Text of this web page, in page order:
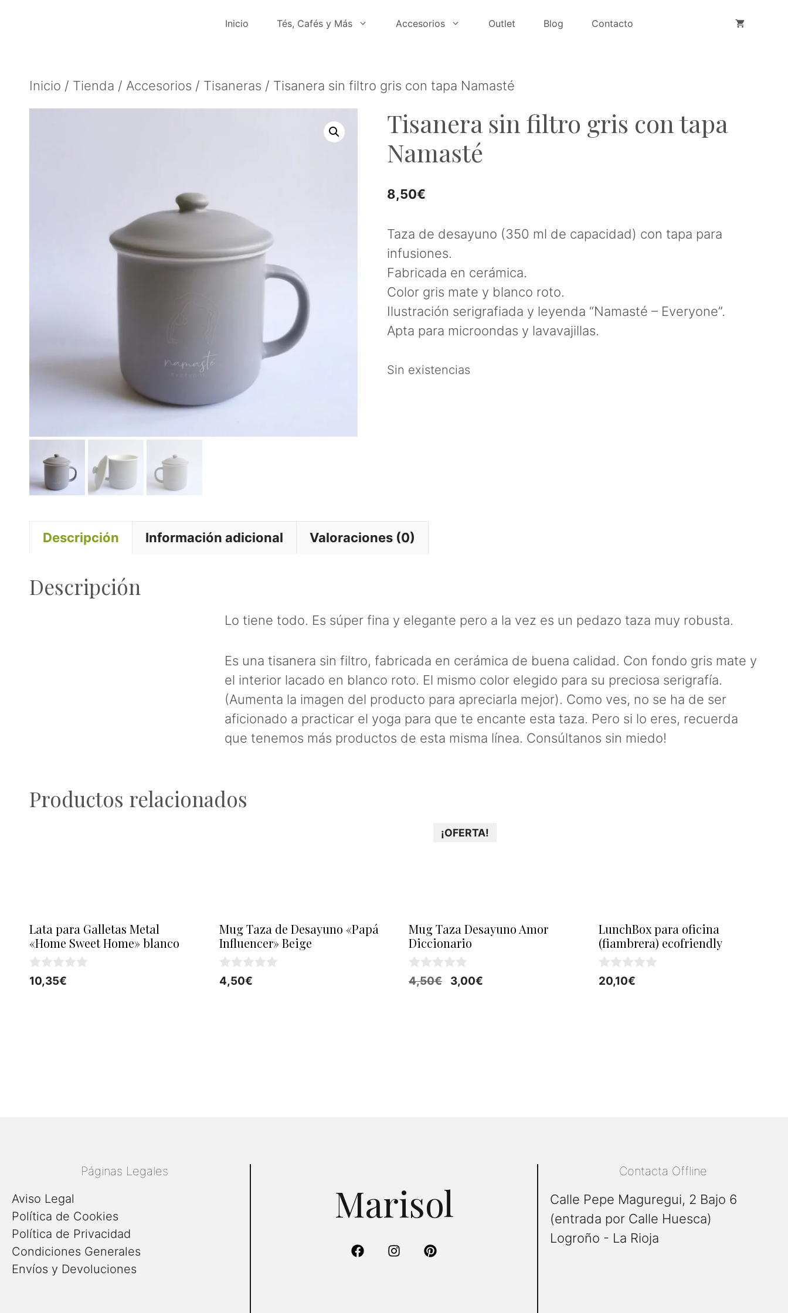
Inicio Tés, Cafés y Más Accesorios Outlet Blog Contacto
Inicio / Tienda / Accesorios / Tisaneras / Tisanera sin filtro gris con tapa Namasté
Tisanera sin filtro gris con tapa
Namasté
8,50€
Taza de desayuno (350 ml de capacidad) con tapa para
infusiones.
Fabricada en cerámica.
Color gris mate y blanco roto.
Ilustración serigrafiada y leyenda “Namasté – Everyone”.
Apta para microondas y lavavajillas.
Sin existencias
Descripción Información adicional Valoraciones (0)
Descripción
Lo tiene todo. Es súper fina y elegante pero a la vez es un pedazo taza muy robusta.
Es una tisanera sin filtro, fabricada en cerámica de buena calidad. Con fondo gris mate y
el interior lacado en blanco roto. El mismo color elegido para su preciosa serigrafía.
(Aumenta la imagen del producto para apreciarla mejor). Como ves, no se ha de ser
aficionado a practicar el yoga para que te encante esta taza. Pero si lo eres, recuerda
que tenemos más productos de esta misma línea. Consúltanos sin miedo!
Productos relacionados
Lata para Galletas Metal
«Home Sweet Home» blanco
0
d
10,35€
Mug Taza de Desayuno «Papá
Influencer» Beige
0
d
4,50€
¡OFERTA!
Mug Taza Desayuno Amor
Diccionario
0
d
4,50€
El
3,00€
LunchBox para oficina
(fiambrera) ecofriendly
0
d
20,10€
Páginas Legales
Aviso Legal
Política de Cookies
Política de Privacidad
Condiciones Generales
Envíos y Devoluciones
Marisol
Contacta Offline
Calle Pepe Maguregui, 2 Bajo 6
(entrada por Calle Huesca)
Logroño - La Rioja